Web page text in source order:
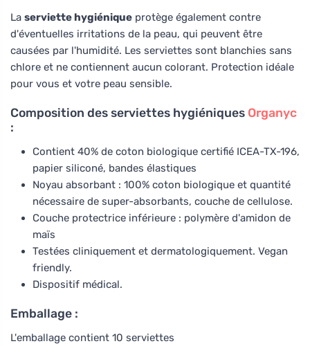
La serviette hygiénique protège également contre
d'éventuelles irritations de la peau, qui peuvent être
causées par l'humidité. Les serviettes sont blanchies sans
chlore et ne contiennent aucun colorant. Protection idéale
pour vous et votre peau sensible.
Composition des serviettes hygiéniques Organyc
:
Contient 40% de coton biologique certifié ICEA-TX-196,
papier siliconé, bandes élastiques
Noyau absorbant : 100% coton biologique et quantité
nécessaire de super-absorbants, couche de cellulose.
Couche protectrice inférieure : polymère d'amidon de
maïs
Testées cliniquement et dermatologiquement. Vegan
friendly.
Dispositif médical.
Emballage :
L'emballage contient 10 serviettes